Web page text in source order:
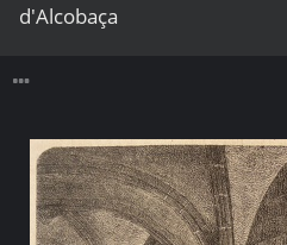
d'Alcobaça